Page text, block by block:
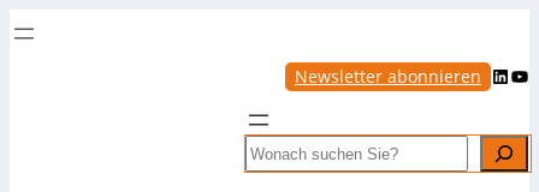
Newsletter abonnieren LinkedIn YouTube
Search